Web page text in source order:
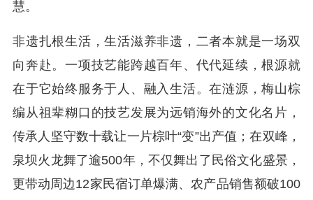
慧。
非遗扎根生活，生活滋养非遗，二者本就是一场双
向奔赴。一项技艺能跨越百年、代代延续，根源就
在于它始终服务于人、融入生活。在涟源，梅山棕
编从祖辈糊口的技艺发展为远销海外的文化名片，
传承人坚守数十载让一片棕叶“变”出产值；在双峰，
泉坝火龙舞了逾500年，不仅舞出了民俗文化盛景，
更带动周边12家民宿订单爆满、农产品销售额破100